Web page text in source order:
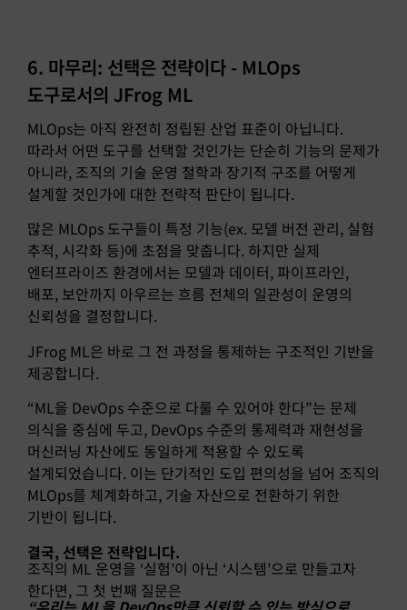
6. 마무리: 선택은 전략이다 - MLOps
도구로서의 JFrog ML
MLOps는 아직 완전히 정립된 산업 표준이 아닙니다.
따라서 어떤 도구를 선택할 것인가는 단순히 기능의 문제가
아니라, 조직의 기술 운영 철학과 장기적 구조를 어떻게
설계할 것인가에 대한 전략적 판단이 됩니다.
많은 MLOps 도구들이 특정 기능(ex. 모델 버전 관리, 실험
추적, 시각화 등)에 초점을 맞춥니다. 하지만 실제
엔터프라이즈 환경에서는 모델과 데이터, 파이프라인,
배포, 보안까지 아우르는 흐름 전체의 일관성이 운영의
신뢰성을 결정합니다.
JFrog ML은 바로 그 전 과정을 통제하는 구조적인 기반을
제공합니다.
“ML을 DevOps 수준으로 다룰 수 있어야 한다”는 문제
의식을 중심에 두고, DevOps 수준의 통제력과 재현성을
머신러닝 자산에도 동일하게 적용할 수 있도록
설계되었습니다. 이는 단기적인 도입 편의성을 넘어 조직의
MLOps를 체계화하고, 기술 자산으로 전환하기 위한
기반이 됩니다.
결국, 선택은 전략입니다.
조직의 ML 운영을 ‘실험’이 아닌 ‘시스템’으로 만들고자
한다면, 그 첫 번째 질문은